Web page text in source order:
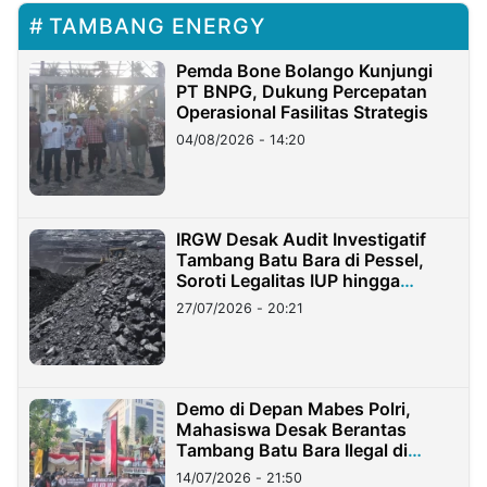
TAMBANG ENERGY
Pemda Bone Bolango Kunjungi
PT BNPG, Dukung Percepatan
Operasional Fasilitas Strategis
04/08/2026 - 14:20
IRGW Desak Audit Investigatif
Tambang Batu Bara di Pessel,
Soroti Legalitas IUP hingga
Stockpile
27/07/2026 - 20:21
Demo di Depan Mabes Polri,
Mahasiswa Desak Berantas
Tambang Batu Bara Ilegal di
Lampung
14/07/2026 - 21:50